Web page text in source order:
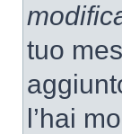
tuo
l’hai